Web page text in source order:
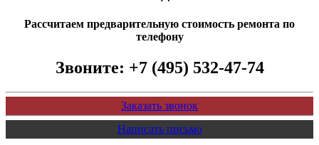
Рассчитаем предварительную стоимость ремонта по
телефону
Звоните: +7 (495) 532-47-74
Заказать звонок
Написать письмо